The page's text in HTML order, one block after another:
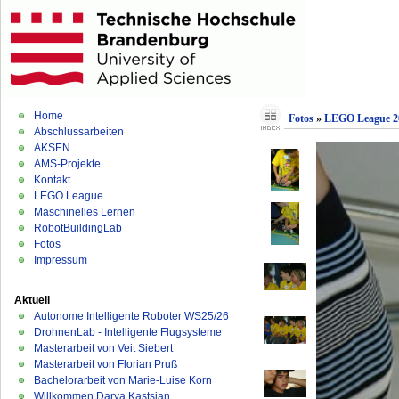
Home
Abschlussarbeiten
AKSEN
AMS-Projekte
Kontakt
LEGO League
Maschinelles Lernen
RobotBuildingLab
Fotos
Impressum
Aktuell
Autonome Intelligente Roboter WS25/26
DrohnenLab - Intelligente Flugsysteme
Masterarbeit von Veit Siebert
Masterarbeit von Florian Pruß
Bachelorarbeit von Marie-Luise Korn
Willkommen Darya Kastsian
Fotos »LEGO League